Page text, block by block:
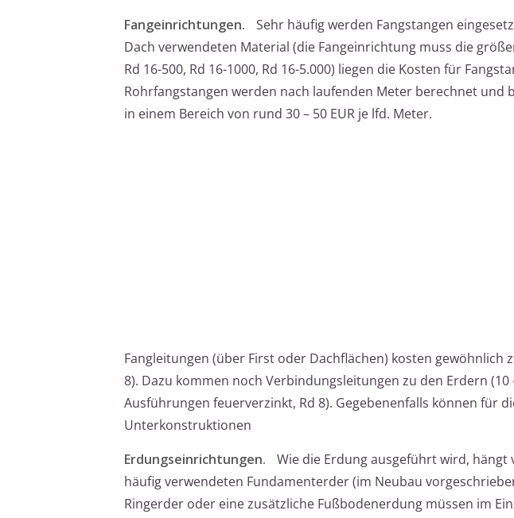
Fangeinrichtungen.
Sehr häufig werden Fangstangen
Dach verwendeten Material (die Fangeinrichtung muss die
Rd 16-500, Rd 16-1000, Rd 16-5.000) liegen die Kosten für
Rohrfangstangen werden nach laufenden Meter berechnet und
in einem Bereich von rund 30 – 50 EUR je lfd. Meter.
Fangleitungen (über First oder Dachflächen) kosten gewöhnlich
8). Dazu kommen noch Verbindungsleitungen zu den Erdern (10
Ausführungen feuerverzinkt, Rd 8). Gegebenenfalls können für
Unterkonstruktionen
Erdungseinrichtungen.
Wie die Erdung ausgeführt wird, hängt
häufig verwendeten Fundamenterder (im Neubau
Ringerder oder eine zusätzliche Fußbodenerdung müssen im